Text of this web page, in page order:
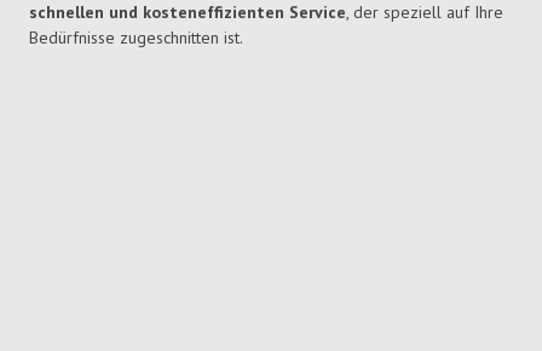
schnellen und kosteneffizienten Service, der speziell auf Ihre
Bedürfnisse zugeschnitten ist.